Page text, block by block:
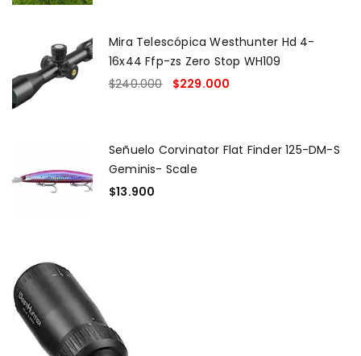
Mira Telescópica Westhunter Hd 4-
16x44 Ffp-zs Zero Stop WH109
$240.000 $229.000
Señuelo Corvinator Flat Finder 125-DM-S
Geminis- Scale
$13.900